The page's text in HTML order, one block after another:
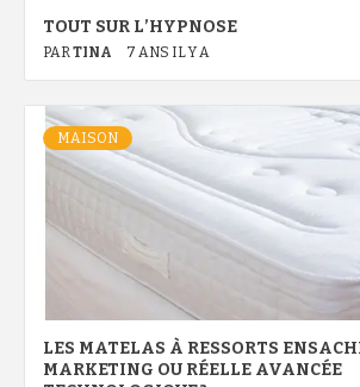
TOUT SUR L’HYPNOSE
PARTINA 7 ANS IL Y A
MAISON
LES MATELAS À RESSORTS
MARKETING OU RÉELLE AVANCÉE